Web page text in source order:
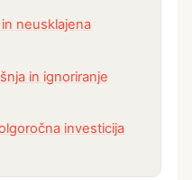
neusklajena
in ignoriranje
investicija